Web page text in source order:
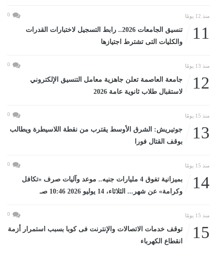
منذ 12 يومًا 0
11
تنسيق الجامعات 2026.. رابط التسجيل لاختبارات القدرات
والكليات التى تشترط اجتيازها
منذ 13 يومًا 0
12
جامعة العاصمة تعلن جاهزية معامل التنسيق الإلكتروني
لاستقبال طلاب ثانوية عامة 2026
منذ 15 يومًا 0
13
جوتيريش: الشرق الأوسط يقترب من نقطة اللاسيطرة ويطالب
بوقف القتال فورا
منذ 15 يومًا 0
14
بميزانية تفوق 4 مليارات جنيه.. موعد وآليات صرف «تكافل
وكرامة» عن شهر... الثلاثاء، 14 يوليو 2026 10:46 صـ
منذ 15 يومًا 0
15
توقف خدمات الاتصالات والإنترنت فى كوبا بسبب استمرار أزمة
انقطاع الكهرباء